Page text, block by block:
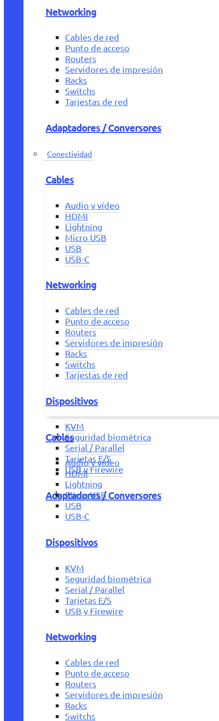
Networking
Cables de red
Punto de acceso
Routers
Servidores de impresión
Racks
Switchs
Tarjestas de red
Adaptadores / Conversores
Conectividad
Cables
Audio y vídeo
HDMI
Lightning
Micro USB
USB
USB-C
Networking
Cables de red
Punto de acceso
Routers
Servidores de impresión
Racks
Switchs
Tarjestas de red
Dispositivos
KVM
Seguridad biométrica
Serial / Parallel
Tarjetas E/S
USB y Firewire
Adaptadores / Conversores
Cables
Audio y vídeo
HDMI
Lightning
Micro USB
USB
USB-C
Dispositivos
KVM
Seguridad biométrica
Serial / Parallel
Tarjetas E/S
USB y Firewire
Networking
Cables de red
Punto de acceso
Routers
Servidores de impresión
Racks
Switchs